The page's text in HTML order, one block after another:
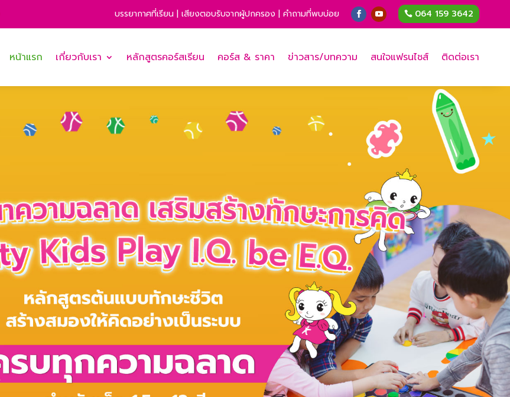
บรรยากาศที่เรียน |เสียงตอบรับจากผู้ปกครอง |คำถามที่พบบ่อย 064 159 3642
หน้าแรก เกี่ยวกับเรา หลักสูตรคอร์สเรียน คอร์ส & ราคา ข่าวสาร/บทความ สนใจแฟรนไชส์ ติดต่อเรา